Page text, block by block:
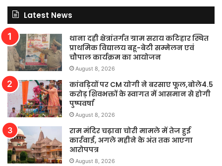
Latest News
थाना दही क्षेत्रांतर्गत ग्राम सराय कटिहार स्थित
प्राथमिक विद्यालय बहू-बेटी सम्मेलन एवं
चौपाल कार्यक्रम का आयोजन
August 8, 2026
कांवड़ियों पर CM योगी ने बरसाए फूल,बोले4.5
करोड़ शिवभक्तों के स्वागत में आसमान से होगी
पुष्पवर्षा
August 8, 2026
राम मंदिर चढ़ावा चोरी मामले में तेज हुई
कार्रवाई, अगले महीने के अंत तक आएगा
आरोपपत्र
August 8, 2026